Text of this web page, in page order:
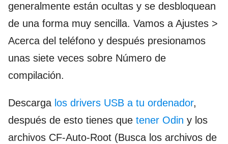
generalmente están ocultas y se desbloquean
de una forma muy sencilla. Vamos a Ajustes >
Acerca del teléfono y después presionamos
unas siete veces sobre Número de
compilación.
Descarga los drivers USB a tu ordenador,
después de esto tienes que tener Odin y los
archivos CF-Auto-Root (Busca los archivos de